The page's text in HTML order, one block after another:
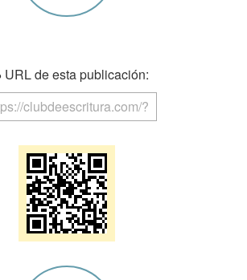
URL de esta publicación: